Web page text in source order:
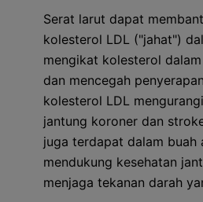
Serat larut dapat
kolesterol LDL ("jahat")
mengikat kolesterol
dan mencegah
kolesterol LDL
jantung koroner dan
juga terdapat dalam buah
mendukung kesehatan
menjaga tekanan darah